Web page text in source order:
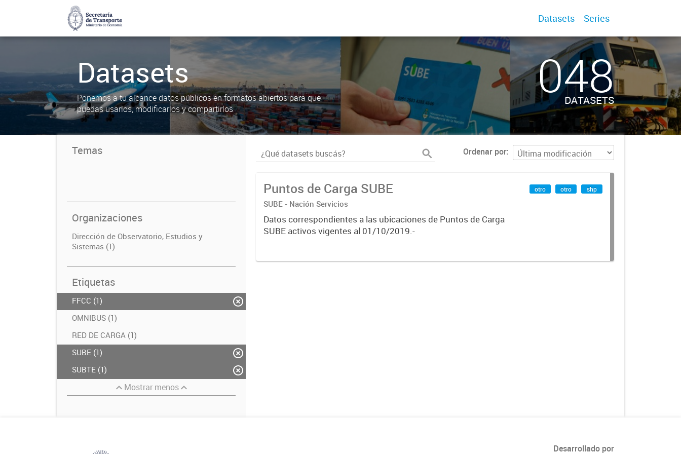
Datasets Series
Datasets
Ponemos a tu alcance datos públicos en formatos abiertos para que
puedas usarlos, modificarlos y compartirlos
048
DATASETS
Temas
Organizaciones
Dirección de Observatorio, Estudios y
Sistemas (1)
Etiquetas
FFCC (1)
OMNIBUS (1)
RED DE CARGA (1)
SUBE (1)
SUBTE (1)
Mostrar menos
Ordenar por
Puntos de Carga SUBE
SUBE - Nación Servicios
Datos correspondientes a las ubicaciones de Puntos de Carga
SUBE activos vigentes al 01/10/2019.-
otro otro shp
Desarrollado por